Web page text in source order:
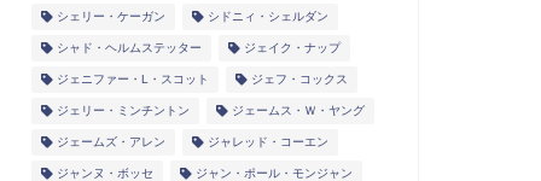
シェリー・ケーガン シドニィ・シェルダン
シャド・ヘルムステッター ジェイク・ナップ
ジェニファー・L・スコット ジェフ・コックス
ジェリー・ミンチントン ジェームス・Ｗ・ヤング
ジェームズ・アレン ジャレッド・コーエン
ジャンヌ・ボッセ ジャン・ポール・モンジャン